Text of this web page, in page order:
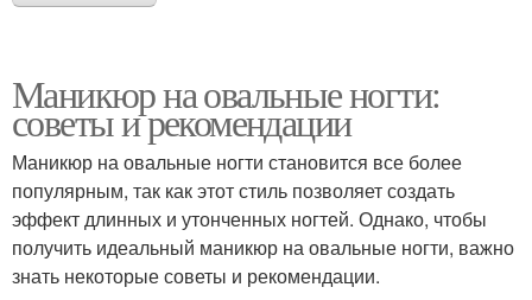
Маникюр на овальные ногти:
советы и рекомендации
Маникюр на овальные ногти становится все более
популярным, так как этот стиль позволяет создать
эффект длинных и утонченных ногтей. Однако, чтобы
получить идеальный маникюр на овальные ногти, важно
знать некоторые советы и рекомендации.